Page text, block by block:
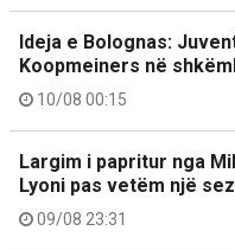
Ideja e Bolognas:
Koopmeiners në
10/08 00:15
Largim i papritur nga
Lyoni pas vetëm një
09/08 23:31